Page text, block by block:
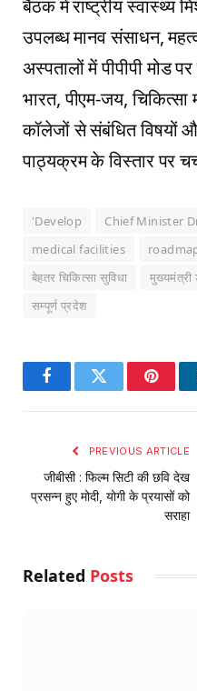
बैठक में राष्ट्रीय स्वास्थ्य
उपलब्ध मानव संसाधन,
अस्पतालों में पीपीपी मोड
भारत, पीएम-जय, चिकित्सा
कॉलेजों से संबंधित विषयों
पाठ्यक्रम के विस्तार पर
'Develop Chief Minister
medical facilities
बेहतर चिकित्सा सुविधा
मुख्यमंत्री
सम्पूर्ण प्रदेश
FacebookTwitter
PREVIOUS ARTICLE
जीबीसी : फिल्म सिटी की छवि देख
प्रसन्न हुए मोदी, योगी के प्रयासों को
सराहा
Related Posts